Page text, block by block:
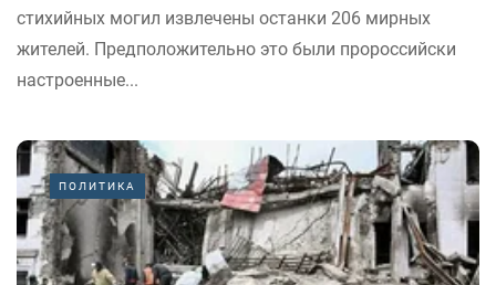
стихийных могил извлечены останки 206 мирных
жителей. Предположительно это были пророссийски
настроенные...
ПОЛИТИКА